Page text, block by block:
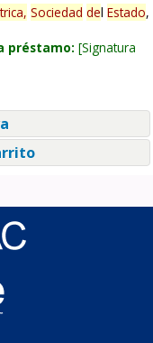
Sociedad del Estado,
préstamo: Signatura